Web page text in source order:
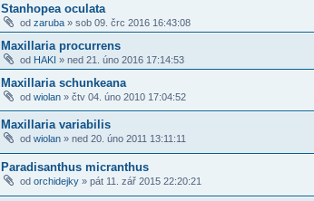
Stanhopea oculata
od zaruba » sob 09. črc 2016 16:43:08
Maxillaria procurrens
od HAKI » ned 21. úno 2016 17:14:53
Maxillaria schunkeana
od wiolan » čtv 04. úno 2010 17:04:52
Maxillaria variabilis
od wiolan » ned 20. úno 2011 13:11:11
Paradisanthus micranthus
od orchidejky » pát 11. zář 2015 22:20:21